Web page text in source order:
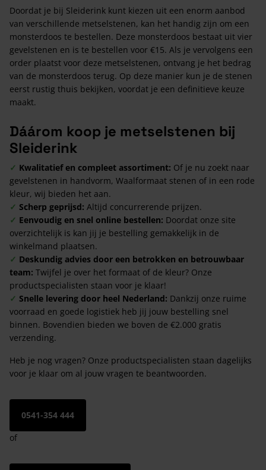
Doordat je bij Sleiderink kunt kiezen uit een enorm aanbod
van verschillende metselstenen, kan het handig zijn om een
monsterdoos te bestellen. Deze monsterdoos bestaat uit vier
gevelstenen en is te bestellen voor €15. Als je vervolgens een
order plaatst voor deze metselstenen, ontvang je het bedrag
van de monsterdoos terug. Op deze manier kun je de stenen
eerst rustig thuis bekijken, voordat je een definitieve keuze
maakt.
Dáárom koop je metselstenen bij
Sleiderink
✓ Kwalitatief en compleet assortiment: Of je nu zoekt naar
gevelstenen in handvorm, Waalformaat stenen of in een rode
kleur, wij bieden het aan.
✓ Scherp geprijsd: Altijd concurrerende prijzen.
✓ Eenvoudig en snel online bestellen: Doordat onze site
overzichtelijk is kan jij je bestelling gemakkelijk in de
winkelmand plaatsen.
✓ Deskundig advies door een betrokken en betrouwbaar
team: Twijfel je over het formaat of de kleur? Onze
productspecialisten staan voor je klaar!
✓ Snelle levering door heel Nederland: Dankzij onze ruime
voorraad en goede logistiek heb jij jouw bestelling snel
binnen. Bovendien bieden we boven de €2.000 gratis
verzending.
Heb je nog vragen? Onze productspecialisten staan dagelijks
voor je klaar om al jouw vragen te beantwoorden.
0541-354 444
of